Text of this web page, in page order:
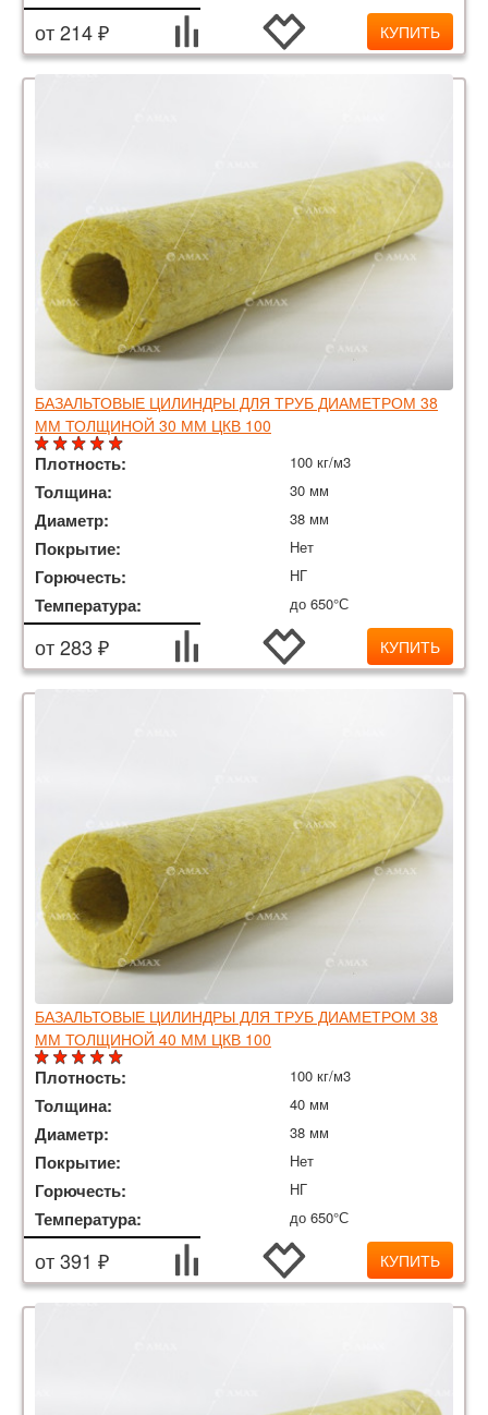
от 214 ₽ КУПИТЬ
БАЗАЛЬТОВЫЕ ЦИЛИНДРЫ ДЛЯ ТРУБ ДИАМЕТРОМ 38
ММ ТОЛЩИНОЙ 30 ММ ЦКВ 100
Плотность: 100 кг/м3
Толщина: 30 мм
Диаметр: 38 мм
Покрытие: Нет
Горючесть: НГ
Температура: до 650°С
от 283 ₽ КУПИТЬ
БАЗАЛЬТОВЫЕ ЦИЛИНДРЫ ДЛЯ ТРУБ ДИАМЕТРОМ 38
ММ ТОЛЩИНОЙ 40 ММ ЦКВ 100
Плотность: 100 кг/м3
Толщина: 40 мм
Диаметр: 38 мм
Покрытие: Нет
Горючесть: НГ
Температура: до 650°С
от 391 ₽ КУПИТЬ